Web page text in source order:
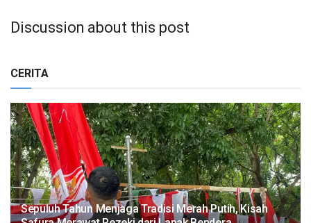
Discussion about this post
CERITA
Sepuluh Tahun Menjaga Tradisi Merah Putih, Kisah